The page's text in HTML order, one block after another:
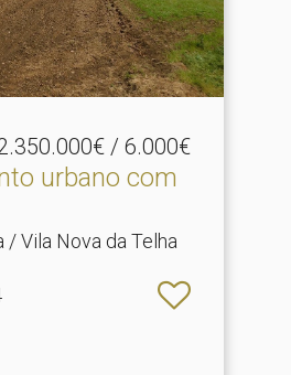
/ 6.000€
urbano com
/ Vila Nova da Telha